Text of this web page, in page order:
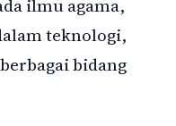
ilmu agama,
teknologi,
bidang